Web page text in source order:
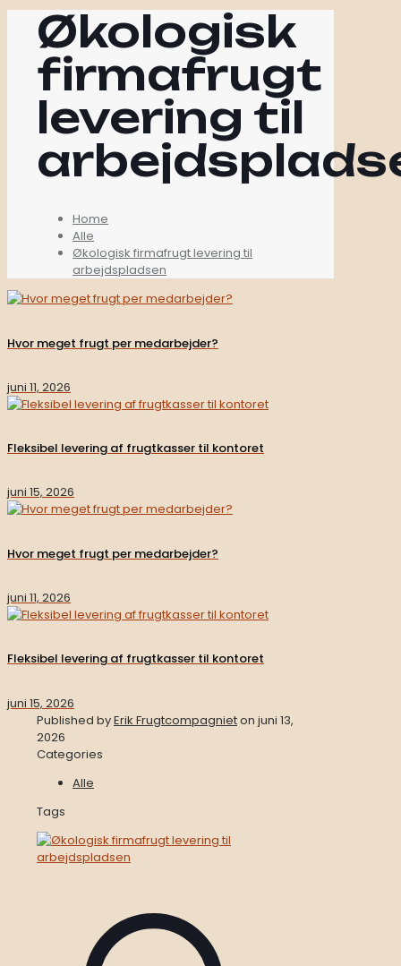
Økologisk
firmafrugt
levering til
Home
Alle
Økologisk firmafrugt levering til
arbejdspladsen
Hvor meget frugt per medarbejder?
juni 11, 2026
Fleksibel levering af frugtkasser til kontoret
juni 15, 2026
Hvor meget frugt per medarbejder?
juni 11, 2026
Fleksibel levering af frugtkasser til kontoret
juni 15, 2026
Published byErik Frugtcompagnieton juni 13,
2026
Categories
Alle
Tags